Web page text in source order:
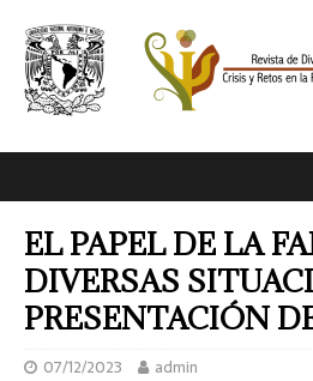
EL PAPEL DE LA
DIVERSAS
PRESENTACIÓN
07/12/2023 admin